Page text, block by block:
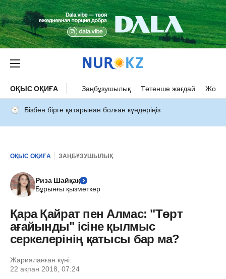
ОҚЫС ОҚИҒА Заңбұзушылық Төтенше жағдай Жол
Бізбен бірге қатарынан болған күндеріңіз
ОҚЫС ОҚИҒА ЗАҢБҰЗУШЫЛЫҚ
Риза Шайқақ
Бұрынғы қызметкер
Қара Қайрат пен Алмас: "Төрт
ағайынды" ісіне қылмыс
серкелерінің қатысы бар ма?
Жарияланған күні:
22 ақпан 2018, 07:24